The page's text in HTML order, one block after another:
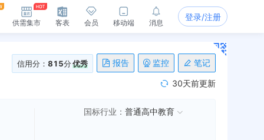
供需集市 客表 会员 移动端 消息
登录/注册
信用分： 815分优秀 报告 监控 笔记
30天前更新
国标行业： 普通高中教育